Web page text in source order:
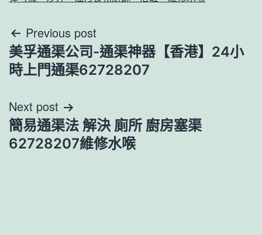
文
章
覽
Previous post
美孚通渠公司-通渠神器【香港】24小
時上門通渠62728207
Next post
簡易通渠法 解決 廁所 廚房塞渠
62728207維修水喉